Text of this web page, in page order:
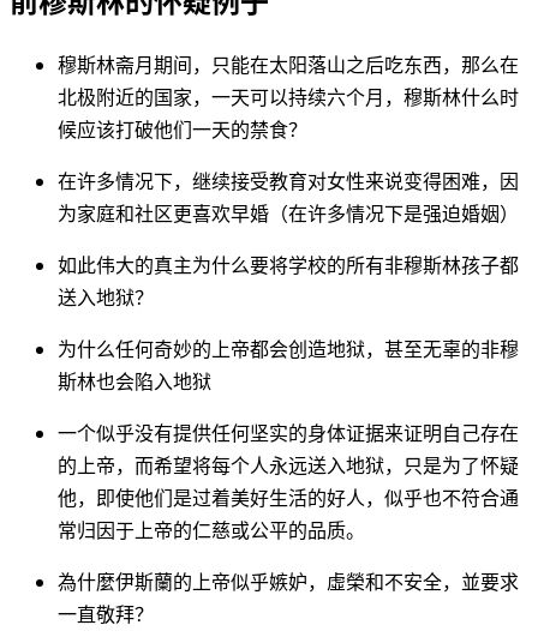
穆斯林斋月期间，只能在太阳落山之后吃东西，那么在
北极附近的国家，一天可以持续六个月，穆斯林什么时
候应该打破他们一天的禁食？
在许多情况下，继续接受教育对女性来说变得困难，因
为家庭和社区更喜欢早婚（在许多情况下是强迫婚姻）
如此伟大的真主为什么要将学校的所有非穆斯林孩子都
送入地狱？
为什么任何奇妙的上帝都会创造地狱，甚至无辜的非穆
斯林也会陷入地狱
一个似乎没有提供任何坚实的身体证据来证明自己存在
的上帝，而希望将每个人永远送入地狱，只是为了怀疑
他，即使他们是过着美好生活的好人，似乎也不符合通
常归因于上帝的仁慈或公平的品质。
為什麼伊斯蘭的上帝似乎嫉妒，虛榮和不安全，並要求
一直敬拜？